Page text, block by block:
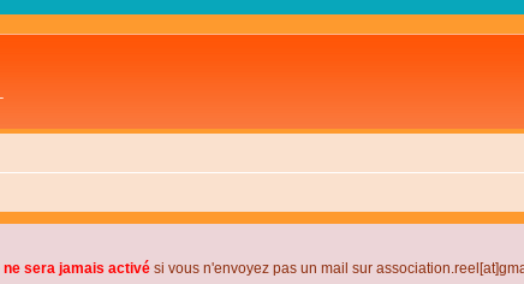
sera jamais activé si vous n'envoyez pas un mail sur